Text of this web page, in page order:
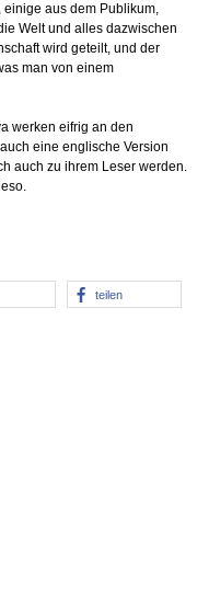
einige aus dem Publikum,
Welt und alles dazwischen
wird geteilt, und der
man von einem
werken eifrig an den
eine englische Version
auch zu ihrem Leser werden.
teilen